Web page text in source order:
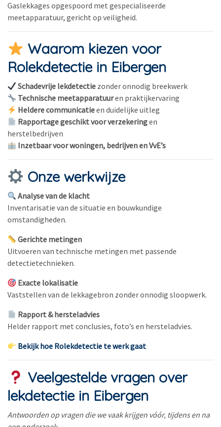
Gaslekkages opgespoord met gespecialiseerde
meetapparatuur, gericht op veiligheid.
Waarom kiezen voor
Rolekdetectie in Eibergen
Schadevrije lekdetectie zonder onnodig breekwerk
Technische meetapparatuuren praktijkervaring
Heldere communicatieen duidelijke uitleg
Rapportage geschikt voor verzekeringen
herstelbedrijven
Inzetbaar voor woningen, bedrijven en VvE’s
Onze werkwijze
Analyse van de klacht
Inventarisatie van de situatie en bouwkundige
omstandigheden.
Gerichte metingen
Uitvoeren van technische metingen met passende
detectietechnieken.
Exacte lokalisatie
Vaststellen van de lekkagebron zonder onnodig sloopwerk.
Rapport & hersteladvies
Helder rapport met conclusies, foto’s en hersteladvies.
Bekijk hoe Rolekdetectie te werk gaat
Veelgestelde vragen over
lekdetectie in Eibergen
Antwoorden op vragen die we vaak krijgen vóór, tijdens en na